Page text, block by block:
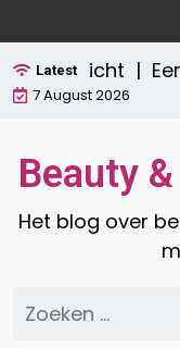
naar
de
inhoud
Latest |Een
7 August 2026
Beauty
Het blog over
Zoeken
naar: